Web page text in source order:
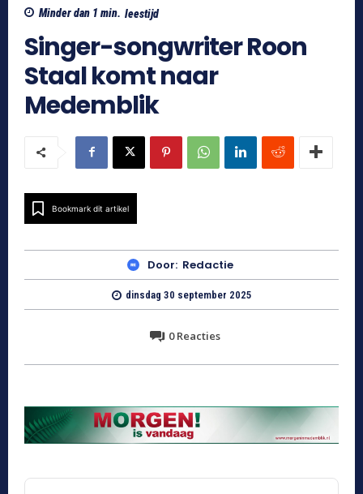
Minder dan 1 min. leestijd
Singer-songwriter Roon
Staal komt naar
Medemblik
Bookmark dit artikel
Door: Redactie
dinsdag 30 september 2025
0Reacties